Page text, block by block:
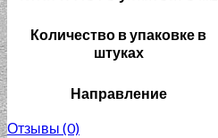
Количество в упаковке в
штуках
Направление
Отзывы (0)